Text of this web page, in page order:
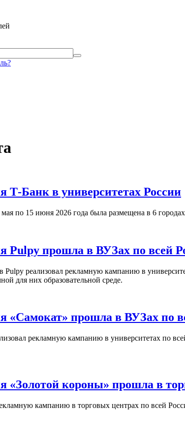
Т-Банк в университетах России
по 15 июня 2026 года была размещена в 6
Pulpy прошла в ВУЗах по всей
Pulpy реализовал рекламную кампанию в
для них образовательной среде.
«Самокат» прошла в ВУЗах по
рекламную кампанию в университетах по
«Золотой короны» прошла в
кампанию в торговых центрах по всей